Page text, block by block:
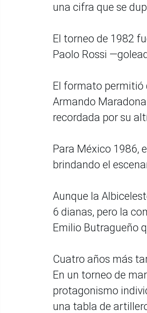
una cifra que se
El torneo de 1982
Paolo Rossi
El formato permitió
Armando
recordada por su
Para México 1986,
brindando el
Aunque la
6 dianas, pero la
Emilio Butragueño
Cuatro años más
En un torneo de
protagonismo
una tabla de